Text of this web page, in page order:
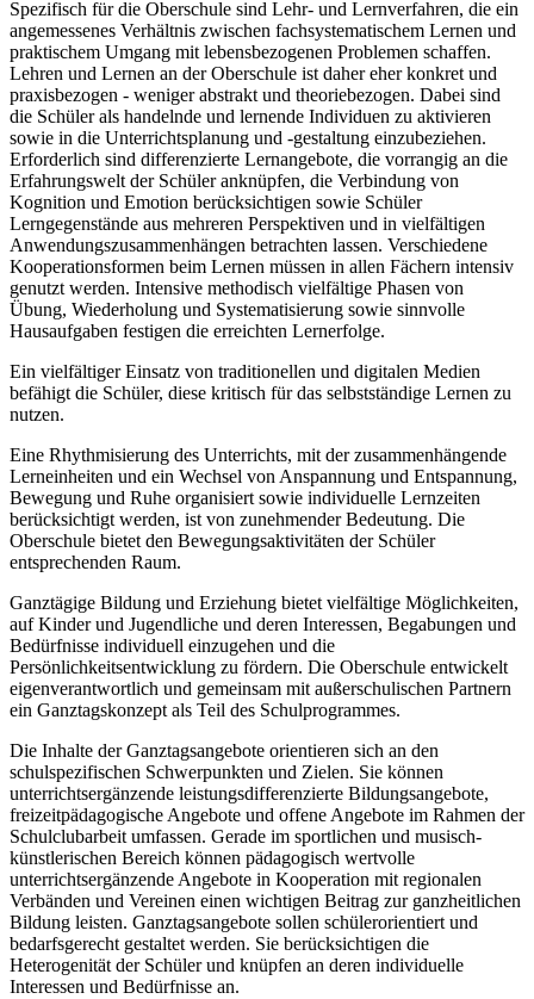
Spezifisch für die Oberschule sind Lehr- und Lernverfahren, die ein
angemessenes Verhältnis zwischen fachsystematischem Lernen und
praktischem Umgang mit lebensbezogenen Problemen schaffen.
Lehren und Lernen an der Oberschule ist daher eher konkret und
praxisbezogen - weniger abstrakt und theoriebezogen. Dabei sind
die Schüler als handelnde und lernende Individuen zu aktivieren
sowie in die Unterrichtsplanung und -gestaltung einzubeziehen.
Erforderlich sind differenzierte Lernangebote, die vorrangig an die
Erfahrungswelt der Schüler anknüpfen, die Verbindung von
Kognition und Emotion berücksichtigen sowie Schüler
Lerngegenstände aus mehreren Perspektiven und in vielfältigen
Anwendungszusammenhängen betrachten lassen. Verschiedene
Kooperationsformen beim Lernen müssen in allen Fächern intensiv
genutzt werden. Intensive methodisch vielfältige Phasen von
Übung, Wiederholung und Systematisierung sowie sinnvolle
Hausaufgaben festigen die erreichten Lernerfolge.
Ein vielfältiger Einsatz von traditionellen und digitalen Medien
befähigt die Schüler, diese kritisch für das selbstständige Lernen zu
nutzen.
Eine Rhythmisierung des Unterrichts, mit der zusammenhängende
Lerneinheiten und ein Wechsel von Anspannung und Entspannung,
Bewegung und Ruhe organisiert sowie individuelle Lernzeiten
berücksichtigt werden, ist von zunehmender Bedeutung. Die
Oberschule bietet den Bewegungsaktivitäten der Schüler
entsprechenden Raum.
Ganztägige Bildung und Erziehung bietet vielfältige Möglichkeiten,
auf Kinder und Jugendliche und deren Interessen, Begabungen und
Bedürfnisse individuell einzugehen und die
Persönlichkeitsentwicklung zu fördern. Die Oberschule entwickelt
eigenverantwortlich und gemeinsam mit außerschulischen Partnern
ein Ganztagskonzept als Teil des Schulprogrammes.
Die Inhalte der Ganztagsangebote orientieren sich an den
schulspezifischen Schwerpunkten und Zielen. Sie können
unterrichtsergänzende leistungsdifferenzierte Bildungsangebote,
freizeitpädagogische Angebote und offene Angebote im Rahmen der
Schulclubarbeit umfassen. Gerade im sportlichen und musisch-
künstlerischen Bereich können pädagogisch wertvolle
unterrichtsergänzende Angebote in Kooperation mit regionalen
Verbänden und Vereinen einen wichtigen Beitrag zur ganzheitlichen
Bildung leisten. Ganztagsangebote sollen schülerorientiert und
bedarfsgerecht gestaltet werden. Sie berücksichtigen die
Heterogenität der Schüler und knüpfen an deren individuelle
Interessen und Bedürfnisse an.